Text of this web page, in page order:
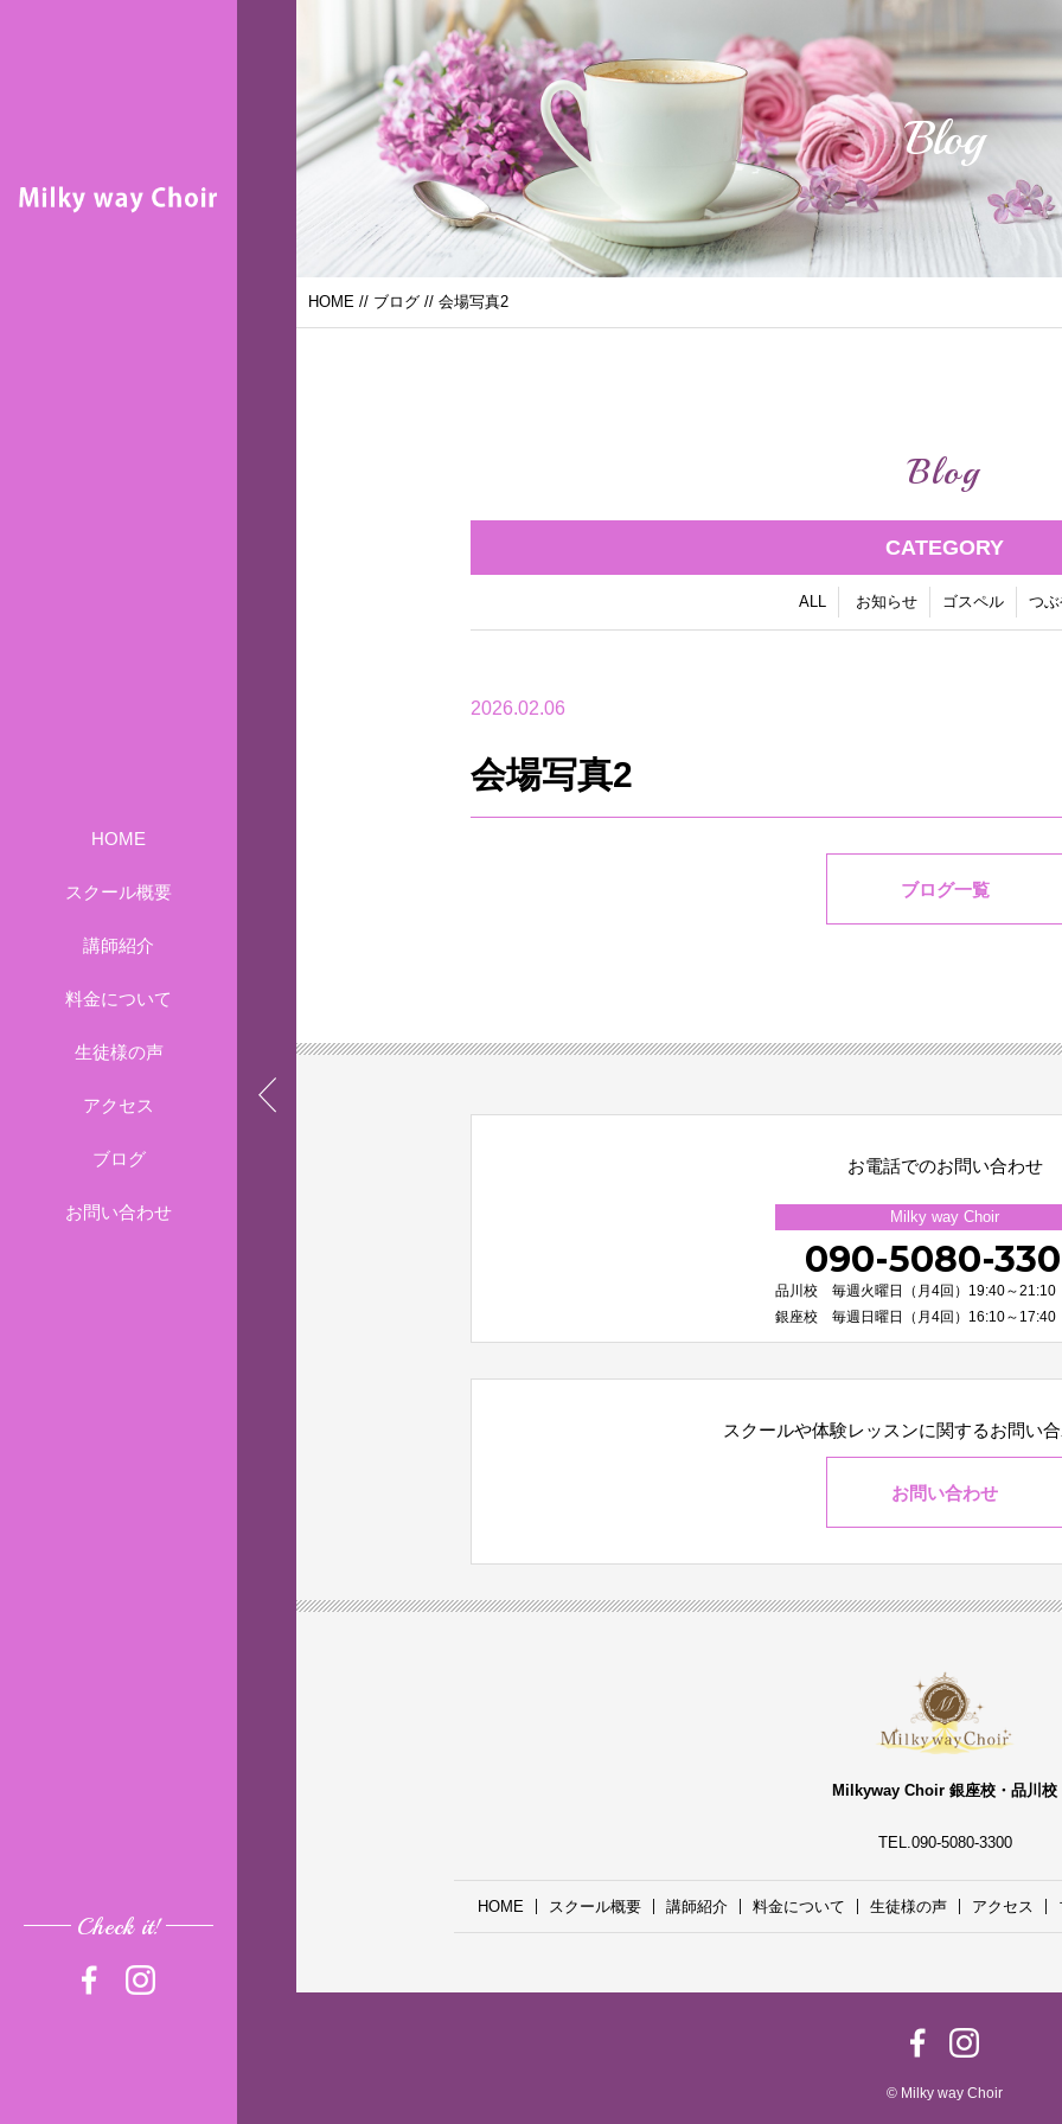
HOME
スクール概要
講師紹介
料金について
生徒様の声
アクセス
ブログ
お問い合わせ
Check it!
Blog
HOME // ブログ // 会場写真2
Blog
CATEGORY
ALL お知らせ ゴスペル つ
2026.02.06
会場写真2
ブログ一覧
お電話でのお問い合わせ
Milky way Choir
090-5080-
品川校 毎週火曜日（月4回）19:40～21:10
銀座校 毎週日曜日（月4回）16:10～17:40
スクールや体験レッスンに関するお問い
お問い合わせ
Milkyway Choir 銀座校・品川校
TEL.090-5080-3300
HOME スクール概要 講師紹介 料金について 生徒様の声 アクセス
© Milky way Choir